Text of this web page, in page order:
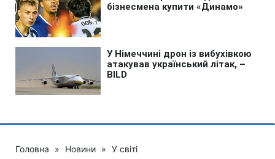
Головна » Новини » У світі